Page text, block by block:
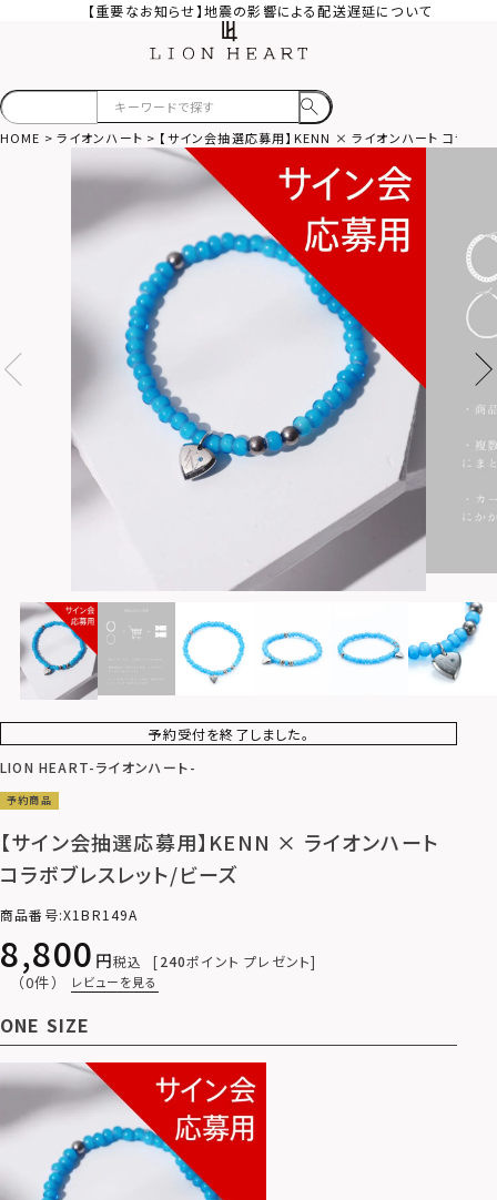
【重要なお知らせ】地震の影響による配送遅延について
HOME ライオンハート 【サイン会抽選応募用】KENN × ライオンハート コラボブ
予約受付を終了しました。
LION HEART-ライオンハート-
予約商品
【サイン会抽選応募用】KENN × ライオンハート
コラボブレスレット/ビーズ
商品番号 X1BR149A
8,800 税込 240ポイント プレゼント
（0件） レビューを見る
ONE SIZE